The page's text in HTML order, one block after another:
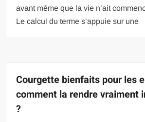
avant même que la vie n’ait
Le calcul du terme s’appuie sur une
Courgette bienfaits pour les
comment la rendre vraiment
?